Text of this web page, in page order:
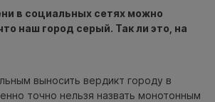
в социальных сетях можно
наш город серый. Так ли это, на
выносить вердикт городу в
точно нельзя назвать монотонным